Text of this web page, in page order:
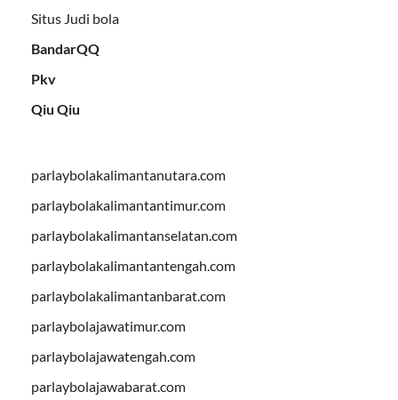
Situs Judi bola
BandarQQ
Pkv
Qiu Qiu
parlaybolakalimantanutara.com
parlaybolakalimantantimur.com
parlaybolakalimantanselatan.com
parlaybolakalimantantengah.com
parlaybolakalimantanbarat.com
parlaybolajawatimur.com
parlaybolajawatengah.com
parlaybolajawabarat.com